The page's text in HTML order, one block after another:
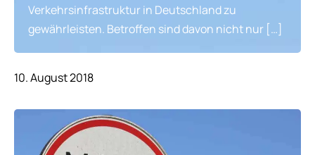
Verkehrsinfrastruktur in Deutschland zu
gewährleisten. Betroffen sind davon nicht nur […]
10. August 2018